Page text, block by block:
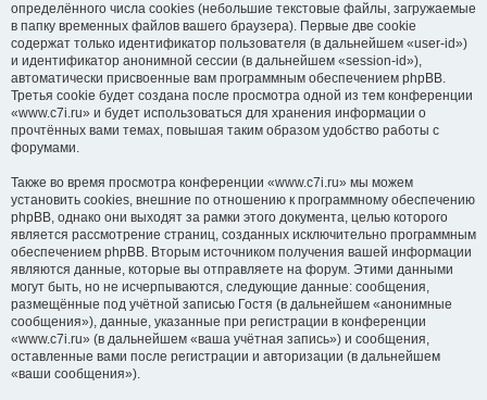
определённого числа cookies (небольшие текстовые файлы, загружаемые
в папку временных файлов вашего браузера). Первые две cookie
содержат только идентификатор пользователя (в дальнейшем «user-id»)
и идентификатор анонимной сессии (в дальнейшем «session-id»),
автоматически присвоенные вам программным обеспечением phpBB.
Третья cookie будет создана после просмотра одной из тем конференции
«www.c7i.ru» и будет использоваться для хранения информации о
прочтённых вами темах, повышая таким образом удобство работы с
форумами.
Также во время просмотра конференции «www.c7i.ru» мы можем
установить cookies, внешние по отношению к программному обеспечению
phpBB, однако они выходят за рамки этого документа, целью которого
является рассмотрение страниц, созданных исключительно программным
обеспечением phpBB. Вторым источником получения вашей информации
являются данные, которые вы отправляете на форум. Этими данными
могут быть, но не исчерпываются, следующие данные: сообщения,
размещённые под учётной записью Гостя (в дальнейшем «анонимные
сообщения»), данные, указанные при регистрации в конференции
«www.c7i.ru» (в дальнейшем «ваша учётная запись») и сообщения,
оставленные вами после регистрации и авторизации (в дальнейшем
«ваши сообщения»).